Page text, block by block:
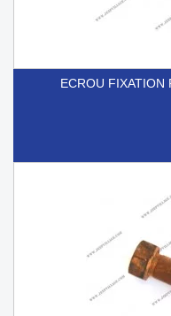
ECROU FIXATION